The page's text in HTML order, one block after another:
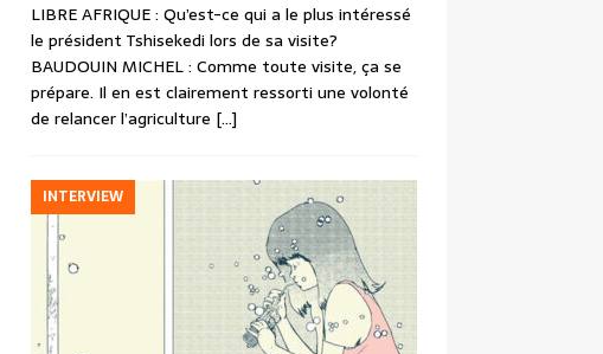
LIBRE AFRIQUE : Qu’est-ce qui a le plus intéressé
le président Tshisekedi lors de sa visite?
BAUDOUIN MICHEL : Comme toute visite, ça se
prépare. Il en est clairement ressorti une volonté
de relancer l’agriculture […]
INTERVIEW